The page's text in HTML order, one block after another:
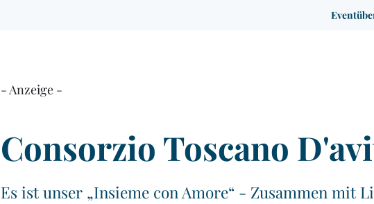
- Anzeige -
Consorzio Toscano
Es ist unser „Insieme con Amore“ - Zusammen mit